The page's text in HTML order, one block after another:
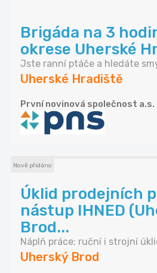
Brigáda na 3
okrese Uherské
Jste ranní ptáče a hledáte
Uherské Hradiště
První novinová společnost a.s.
Nově přidáno
Úklid prodejních
nástup IHNED
Brod...
Náplň práce: ruční i strojní
Uherský Brod